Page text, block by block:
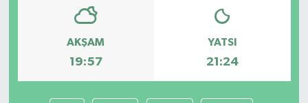
AKŞAM
19:57
YATSI
21:24